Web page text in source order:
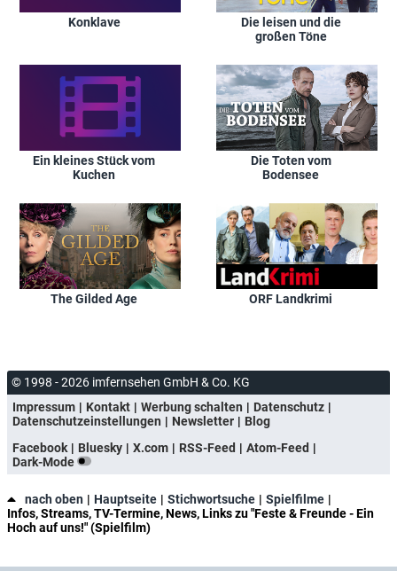
Konklave
Die leisen und die
großen Töne
Ein kleines Stück vom
Kuchen
Die Toten vom
Bodensee
The Gilded Age ORF Landkrimi
© 1998 - 2026 imfernsehen GmbH & Co. KG
Impressum
Kontakt Werbung schalten
Datenschutz
Datenschutzeinstellungen
Newsletter
Blog
Facebook
Bluesky X.com RSS-Feed
Atom-Feed
Dark-Mode
nach oben Hauptseite Stichwortsuche
Spielfilme
Infos, Streams, TV-Termine, News, Links zu "Feste & Freunde - Ein
Hoch auf uns!" (Spielfilm)